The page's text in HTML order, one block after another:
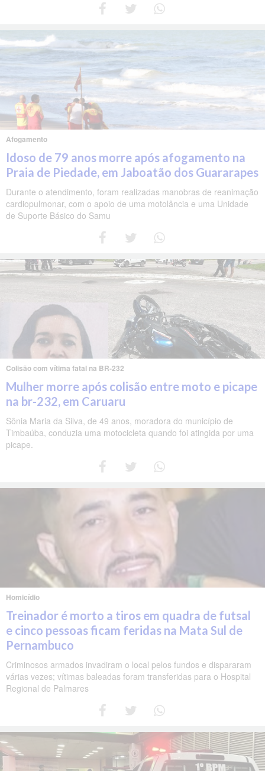
Afogamento
Idoso de 79 anos morre após afogamento na
Praia de Piedade, em Jaboatão dos Guararapes
Durante o atendimento, foram realizadas manobras de reanimação
cardiopulmonar, com o apoio de uma motolância e uma Unidade
de Suporte Básico do Samu
Colisão com vítima fatal na BR-232
Mulher morre após colisão entre moto e picape
na br-232, em Caruaru
Sônia Maria da Silva, de 49 anos, moradora do município de
Timbaúba, conduzia uma motocicleta quando foi atingida por uma
picape.
Homicídio
Treinador é morto a tiros em quadra de futsal
e cinco pessoas ficam feridas na Mata Sul de
Pernambuco
Criminosos armados invadiram o local pelos fundos e dispararam
várias vezes; vítimas baleadas foram transferidas para o Hospital
Regional de Palmares